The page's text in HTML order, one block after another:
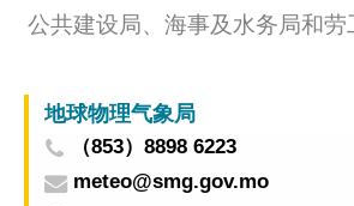
公共建设局、海事及水务局和劳
地球物理气象局
（853）8898 6223
meteo@smg.gov.mo